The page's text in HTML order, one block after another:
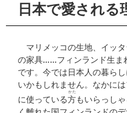
日本で愛される
マリメッコの生地、イッ
の家具……フィンランド生ま
です。今では日本人の暮ら
いかもしれません。なかに
に使っている方
かた
もいらっし